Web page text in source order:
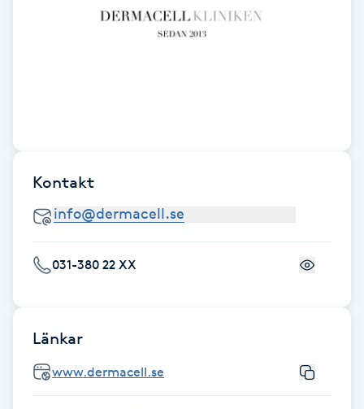
LPG
LPG-behandling
LPG-massage
Luggklippning
Lymfmassage
Kontakt
031-380 22 XX
Länkar
www.dermacell.se